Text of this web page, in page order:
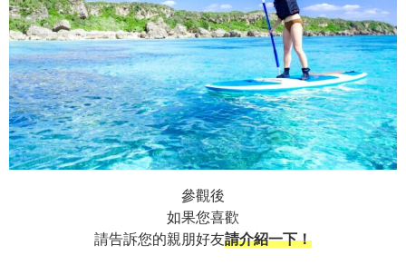
參觀後
如果您喜歡
請告訴您的親朋好友請介紹一下！